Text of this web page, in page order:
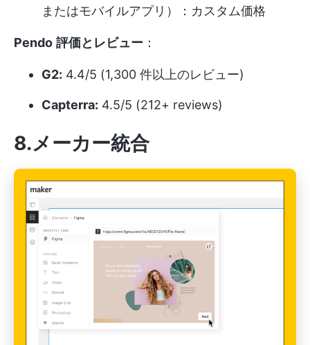
またはモバイルアプリ）：カスタム価格
Pendo 評価とレビュー ：
G2: 4.4/5 (1,300 件以上のレビュー)
Capterra: 4.5/5 (212+ reviews)
8.メーカー統合